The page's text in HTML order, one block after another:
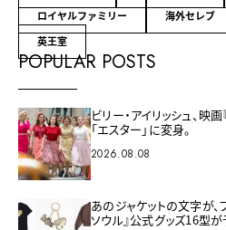
ロイヤルファミリー
海外セレブ
英王室
POPULAR POSTS
ビリー・アイリッシュ、映
「エスター」に変身。
2026.08.08
あのジャケットの文字が、
ソウル』公式グッズ16型